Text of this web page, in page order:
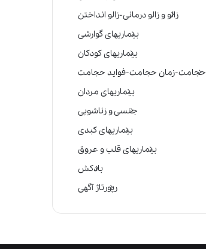
زالو و زالو درمانی-زالو انداختن
بیماریهای گوارشی
بیماریهای کودکان
حجامت-زمان حجامت-فواید حجامت
بیماریهای مردان
جنسی و زناشویی
بیماریهای کبدی
بیماریهای قلب و عروق
بادکش
رپورتاژ آگهی